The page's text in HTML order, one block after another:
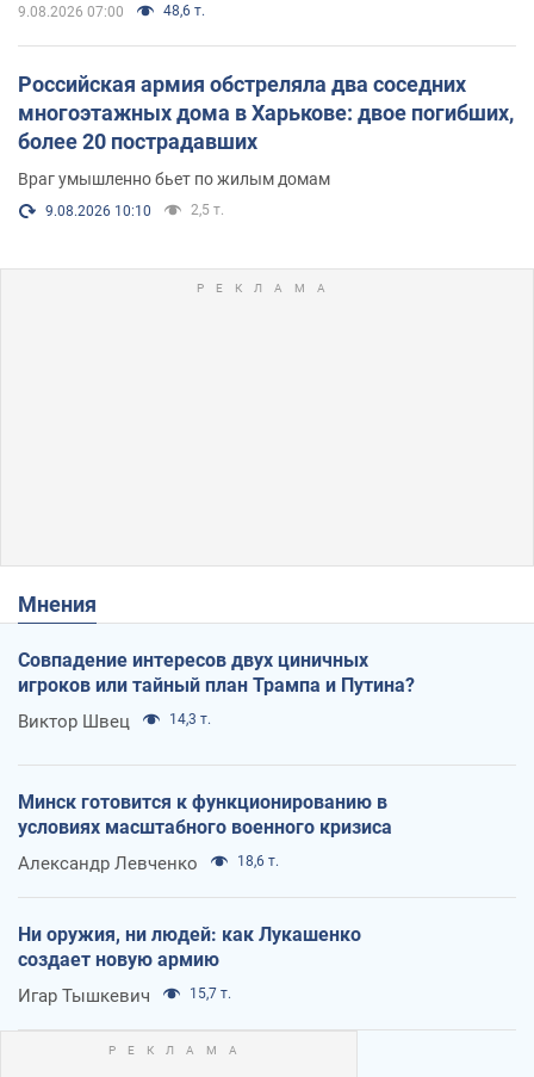
9.08.2026 07:00 48,6 т.
Российская армия обстреляла два соседних
многоэтажных дома в Харькове: двое погибших,
более 20 пострадавших
Враг умышленно бьет по жилым домам
9.08.2026 10:10 2,5 т.
Мнения
Совпадение интересов двух циничных
игроков или тайный план Трампа и Путина?
Виктор Швец 14,3 т.
Минск готовится к функционированию в
условиях масштабного военного кризиса
Александр Левченко 18,6 т.
Ни оружия, ни людей: как Лукашенко
создает новую армию
Игар Тышкевич 15,7 т.